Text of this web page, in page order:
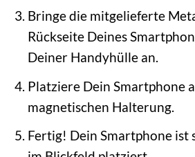
Bringe die mitgelieferte
Rückseite Deines
Deiner Handyhülle an.
Platziere Dein Smartphone
magnetischen Halterung.
Fertig! Dein Smartphone ist